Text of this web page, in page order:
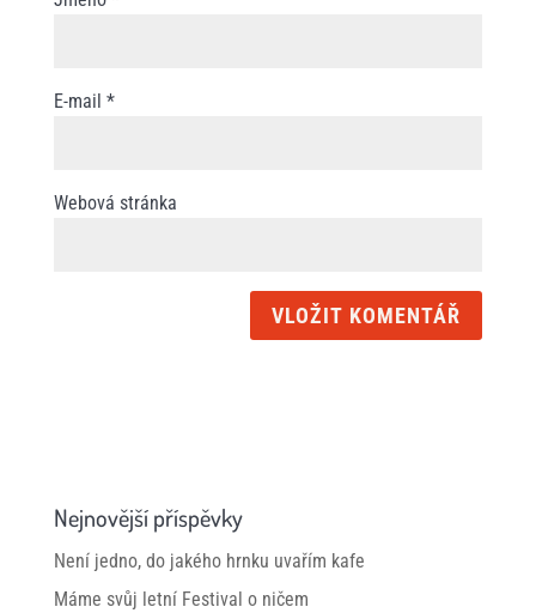
E-mail *
Webová stránka
Nejnovější příspěvky
Není jedno, do jakého hrnku uvařím kafe
Máme svůj letní Festival o ničem